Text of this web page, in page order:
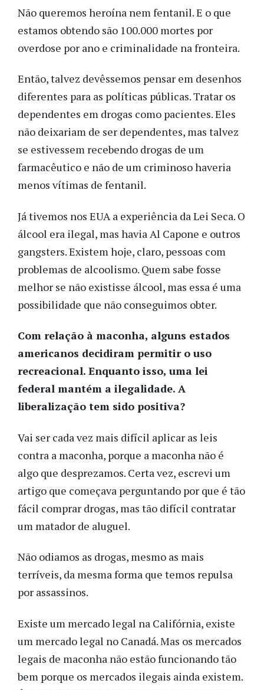
Não queremos heroína nem fentanil. E o que
estamos obtendo são 100.000 mortes por
overdose por ano e criminalidade na fronteira.
Então, talvez devêssemos pensar em desenhos
diferentes para as políticas públicas. Tratar os
dependentes em drogas como pacientes. Eles
não deixariam de ser dependentes, mas talvez
se estivessem recebendo drogas de um
farmacêutico e não de um criminoso haveria
menos vítimas de fentanil.
Já tivemos nos EUA a experiência da Lei Seca. O
álcool era ilegal, mas havia Al Capone e outros
gangsters. Existem hoje, claro, pessoas com
problemas de alcoolismo. Quem sabe fosse
melhor se não existisse álcool, mas essa é uma
possibilidade que não conseguimos obter.
Com relação à maconha, alguns estados
americanos decidiram permitir o uso
recreacional. Enquanto isso, uma lei
federal mantém a ilegalidade. A
liberalização tem sido positiva?
Vai ser cada vez mais difícil aplicar as leis
contra a maconha, porque a maconha não é
algo que desprezamos. Certa vez, escrevi um
artigo que começava perguntando por que é tão
fácil comprar drogas, mas tão difícil contratar
um matador de aluguel.
Não odiamos as drogas, mesmo as mais
terríveis, da mesma forma que temos repulsa
por assassinos.
Existe um mercado legal na Califórnia, existe
um mercado legal no Canadá. Mas os mercados
legais de maconha não estão funcionando tão
bem porque os mercados ilegais ainda existem.